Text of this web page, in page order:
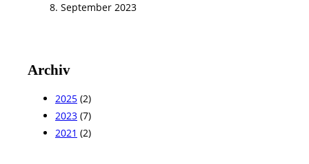
8. September 2023
Archiv
2025 (2)
2023 (7)
2021 (2)